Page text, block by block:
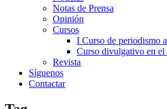
Notas de Prensa
Opinión
Cursos
I Curso de periodismo
Curso divulgativo en
Revista
Síguenos
Contactar